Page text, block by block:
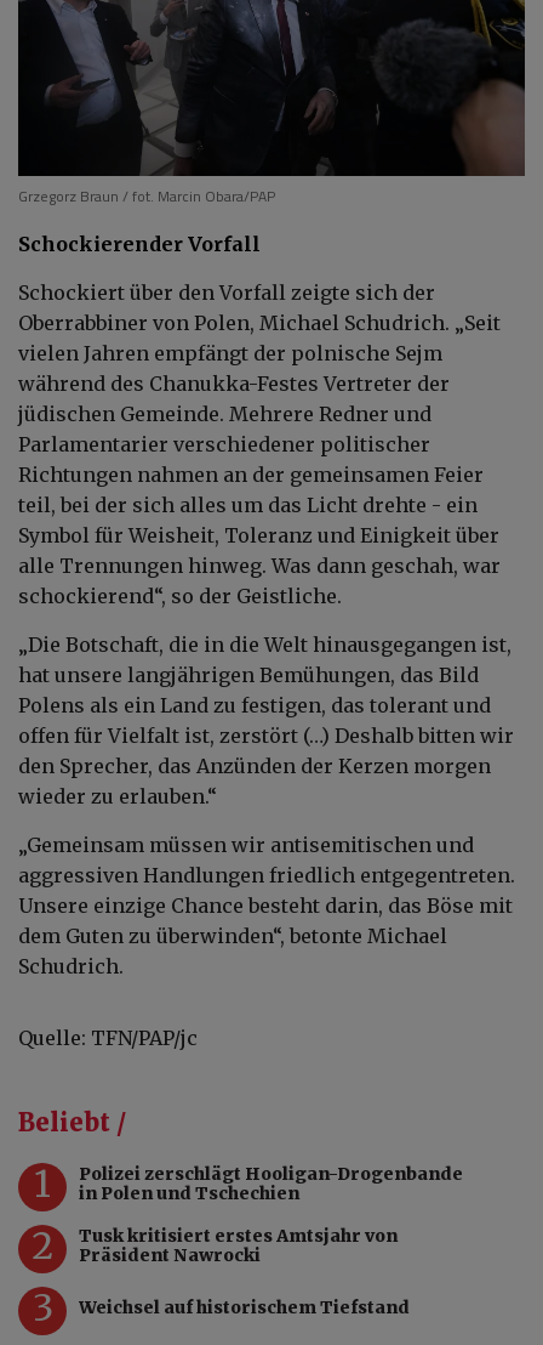
Grzegorz Braun / fot. Marcin Obara/PAP
Schockierender Vorfall
Schockiert über den Vorfall zeigte sich der
Oberrabbiner von Polen, Michael Schudrich. „Seit
vielen Jahren empfängt der polnische Sejm
während des Chanukka-Festes Vertreter der
jüdischen Gemeinde. Mehrere Redner und
Parlamentarier verschiedener politischer
Richtungen nahmen an der gemeinsamen Feier
teil, bei der sich alles um das Licht drehte - ein
Symbol für Weisheit, Toleranz und Einigkeit über
alle Trennungen hinweg. Was dann geschah, war
schockierend“, so der Geistliche.
„Die Botschaft, die in die Welt hinausgegangen ist,
hat unsere langjährigen Bemühungen, das Bild
Polens als ein Land zu festigen, das tolerant und
offen für Vielfalt ist, zerstört (…) Deshalb bitten wir
den Sprecher, das Anzünden der Kerzen morgen
wieder zu erlauben.“
„Gemeinsam müssen wir antisemitischen und
aggressiven Handlungen friedlich entgegentreten.
Unsere einzige Chance besteht darin, das Böse mit
dem Guten zu überwinden“, betonte Michael
Schudrich.
Quelle: TFN/PAP/jc
Beliebt /
1
Polizei zerschlägt Hooligan-Drogenbande
in Polen und Tschechien
2
Tusk kritisiert erstes Amtsjahr von
Präsident Nawrocki
3 Weichsel auf historischem Tiefstand